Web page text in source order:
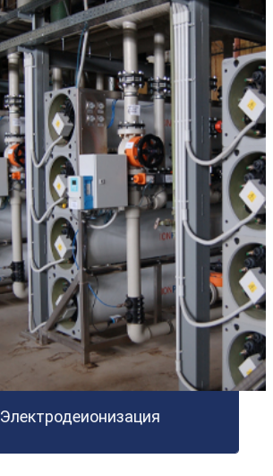
Электродеионизация